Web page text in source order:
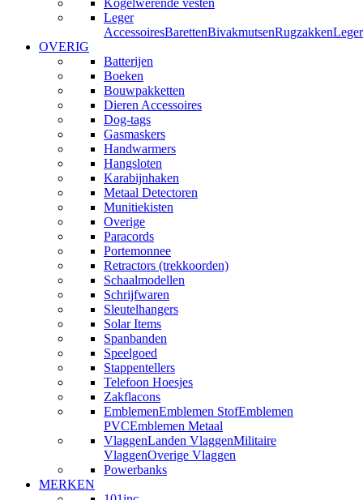
Kogelwerende vesten
Leger
AccessoiresBarettenBivakmutsenRugzakken
OVERIG
Batterijen
Boeken
Bouwpakketten
Dieren Accessoires
Dog-tags
Gasmaskers
Handwarmers
Hangsloten
Karabijnhaken
Metaal Detectoren
Munitiekisten
Overige
Paracords
Portemonnee
Retractors (trekkoorden)
Schaalmodellen
Schrijfwaren
Sleutelhangers
Solar Items
Spanbanden
Speelgoed
Stappentellers
Telefoon Hoesjes
Zakflacons
EmblemenEmblemen StofEmblemen
PVCEmblemen Metaal
VlaggenLanden VlaggenMilitaire
VlaggenOverige Vlaggen
Powerbanks
MERKEN